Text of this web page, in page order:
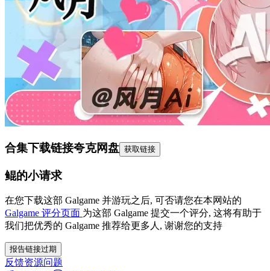
合集下载链接夸克网盘 获取链接
鲲的小请求
在您下载这部 Galgame 并游玩之后, 可否请您在本网站的
Galgame 评分页面 为这部 Galgame 提交一个评分, 这将有助于
我们把优秀的 Galgame 推荐给更多人, 谢谢您的支持
报告链接过期
反馈资源问题